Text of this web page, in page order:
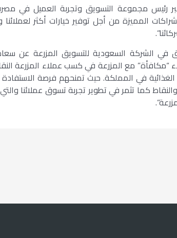
رئيس مجموعة التسويق وتجربة العميل في
المميزة من أجل توفير خيارات أكثر
في الشركة السعودية للتسويق المزرعة عن
“مكافأة” مع المزرعة في كسب عملاء المزرعة
في المملكة. حيث تمنحهم فرصة الاستفادة
كما تثمر في تطوير تجربة تسوق عملائنا